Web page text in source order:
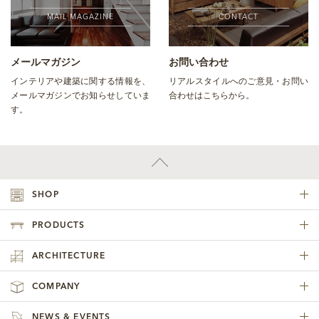
MAIL MAGAZINE
メールマガジン
インテリアや建築に関する情報を、
メールマガジンでお知らせしていま
す。
CONTACT
お問い合わせ
リアルスタイルへのご意見・お問い
合わせはこちらから。
SHOP
PRODUCTS
ARCHITECTURE
COMPANY